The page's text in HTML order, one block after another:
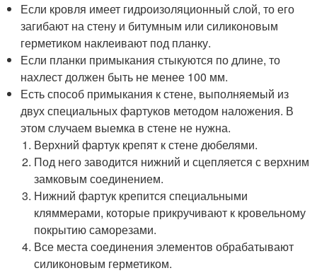
Если кровля имеет гидроизоляционный слой, то его
загибают на стену и битумным или силиконовым
герметиком наклеивают под планку.
Если планки примыкания стыкуются по длине, то
нахлест должен быть не менее 100 мм.
Есть способ примыкания к стене, выполняемый из
двух специальных фартуков методом наложения. В
этом случаем выемка в стене не нужна.
Верхний фартук крепят к стене дюбелями.
Под него заводится нижний и сцепляется с верхним
замковым соединением.
Нижний фартук крепится специальными
кляммерами, которые прикручивают к кровельному
покрытию саморезами.
Все места соединения элементов обрабатывают
силиконовым герметиком.